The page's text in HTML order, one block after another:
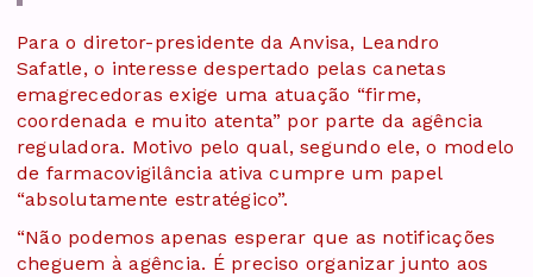
Para o diretor-presidente da Anvisa, Leandro
Safatle, o interesse despertado pelas canetas
emagrecedoras exige uma atuação “firme,
coordenada e muito atenta” por parte da agência
reguladora. Motivo pelo qual, segundo ele, o modelo
de farmacovigilância ativa cumpre um papel
“absolutamente estratégico”.
“Não podemos apenas esperar que as notificações
cheguem à agência. É preciso organizar junto aos